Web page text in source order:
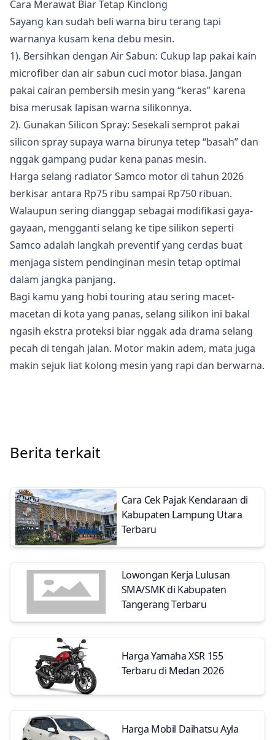
Cara Merawat Biar Tetap Kinclong
Sayang kan sudah beli warna biru terang tapi
warnanya kusam kena debu mesin.
1). Bersihkan dengan Air Sabun: Cukup lap pakai kain
microfiber dan air sabun cuci motor biasa. Jangan
pakai cairan pembersih mesin yang “keras” karena
bisa merusak lapisan warna silikonnya.
2). Gunakan Silicon Spray: Sesekali semprot pakai
silicon spray supaya warna birunya tetep “basah” dan
nggak gampang pudar kena panas mesin.
Harga selang radiator Samco motor di tahun 2026
berkisar antara Rp75 ribu sampai Rp750 ribuan.
Walaupun sering dianggap sebagai modifikasi gaya-
gayaan, mengganti selang ke tipe silikon seperti
Samco adalah langkah preventif yang cerdas buat
menjaga sistem pendinginan mesin tetap optimal
dalam jangka panjang.
Bagi kamu yang hobi touring atau sering macet-
macetan di kota yang panas, selang silikon ini bakal
ngasih ekstra proteksi biar nggak ada drama selang
pecah di tengah jalan. Motor makin adem, mata juga
makin sejuk liat kolong mesin yang rapi dan berwarna.
Berita terkait
Cara Cek Pajak Kendaraan di
Kabupaten Lampung Utara
Terbaru
Lowongan Kerja Lulusan
SMA/SMK di Kabupaten
Tangerang Terbaru
Harga Yamaha XSR 155
Terbaru di Medan 2026
Harga Mobil Daihatsu Ayla